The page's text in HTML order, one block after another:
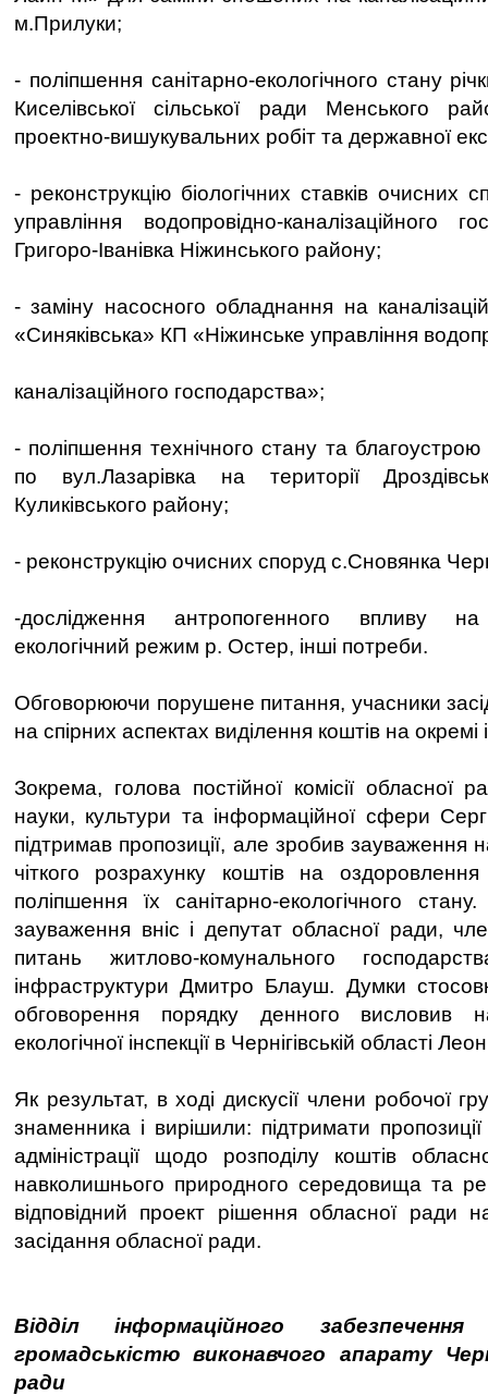
м.Прилуки;
- поліпшення санітарно-екологічного стану
Киселівської сільської ради Менського
проектно-вишукувальних робіт та державної
- реконструкцію біологічних ставків очисних
управління водопровідно-каналізаційного
Григоро-Іванівка Ніжинського району;
- заміну насосного обладнання на
«Синяківська» КП «Ніжинське управління
каналізаційного господарства»;
- поліпшення технічного стану та
по вул.Лазарівка на території
Куликівського району;
- реконструкцію очисних споруд с.Сновянка
-дослідження антропогенного впливу на
екологічний режим р. Остер, інші потреби.
Обговорюючи порушене питання, учасники
на спірних аспектах виділення коштів на окремі
Зокрема, голова постійної комісії обласної
науки, культури та інформаційної сфери
підтримав пропозиції, але зробив зауваження
чіткого розрахунку коштів на
поліпшення їх санітарно-екологічного
зауваження вніс і депутат обласної ради,
питань житлово-комунального
інфраструктури Дмитро Блауш. Думки
обговорення порядку денного висловив
екологічної інспекції в Чернігівській області
Як результат, в ході дискусії члени робочої
знаменника і вирішили: підтримати
адміністрації щодо розподілу коштів
навколишнього природного середовища та
відповідний проект рішення обласної ради
засідання обласної ради.
Відділ інформаційного
громадськістю виконавчого апарату
ради